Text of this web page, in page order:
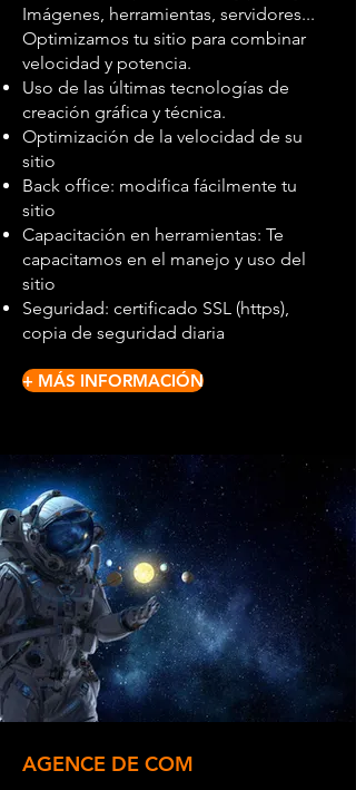
Imágenes, herramientas, servidores...
Optimizamos tu sitio para combinar
velocidad y potencia.
Uso de las últimas tecnologías de
creación gráfica y técnica.
Optimización de la velocidad de su
sitio
Back office: modifica fácilmente tu
sitio
Capacitación en herramientas: Te
capacitamos en el manejo y uso del
sitio
Seguridad: certificado SSL (https),
copia de seguridad diaria
+ MÁS INFORMACIÓN
AGENCE DE COM